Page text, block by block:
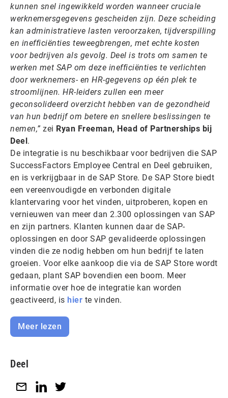
kunnen snel ingewikkeld worden wanneer cruciale
werknemersgegevens gescheiden zijn. Deze scheiding
kan administratieve lasten veroorzaken, tijdverspilling
en inefficiënties teweegbrengen, met echte kosten
voor bedrijven als gevolg. Deel is trots om samen te
werken met SAP om deze inefficiënties te verlichten
door werknemers- en HR-gegevens op één plek te
stroomlijnen. HR-leiders zullen een meer
geconsolideerd overzicht hebben van de gezondheid
van hun bedrijf om betere en snellere beslissingen te
nemen,” zei Ryan Freeman, Head of Partnerships bij
Deel .
De integratie is nu beschikbaar voor bedrijven die SAP
SuccessFactors Employee Central en Deel gebruiken,
en is verkrijgbaar in de SAP Store. De SAP Store biedt
een vereenvoudigde en verbonden digitale
klantervaring voor het vinden, uitproberen, kopen en
vernieuwen van meer dan 2.300 oplossingen van SAP
en zijn partners. Klanten kunnen daar de SAP-
oplossingen en door SAP gevalideerde oplossingen
vinden die ze nodig hebben om hun bedrijf te laten
groeien. Voor elke aankoop die via de SAP Store wordt
gedaan, plant SAP bovendien een boom. Meer
informatie over hoe de integratie kan worden
geactiveerd, is hier te vinden.
Meer lezen
Deel